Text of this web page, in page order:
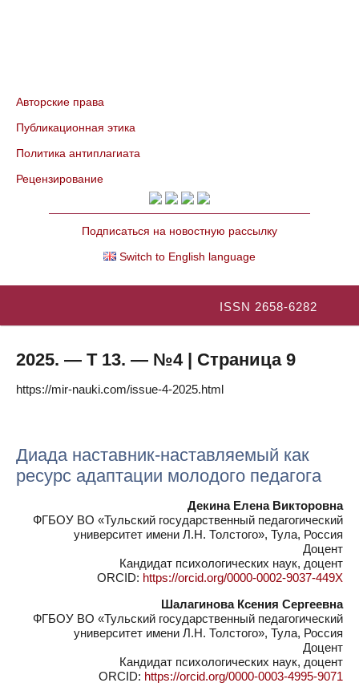
Авторские права
Публикационная этика
Политика антиплагиата
Рецензирование
Подписаться на новостную рассылку
Switch to English language
ISSN 2658-6282
2025. — Т 13. — №4 | Страница 9
https://mir-nauki.com/issue-4-2025.html
Диада наставник-наставляемый как
ресурс адаптации молодого педагога
Декина Елена Викторовна
ФГБОУ ВО «Тульский государственный педагогический
университет имени Л.Н. Толстого», Тула, Россия
Доцент
Кандидат психологических наук, доцент
ORCID: https://orcid.org/0000-0002-9037-449X
Шалагинова Ксения Сергеевна
ФГБОУ ВО «Тульский государственный педагогический
университет имени Л.Н. Толстого», Тула, Россия
Доцент
Кандидат психологических наук, доцент
ORCID: https://orcid.org/0000-0003-4995-9071